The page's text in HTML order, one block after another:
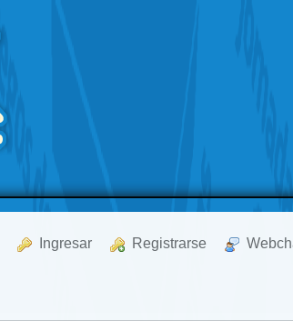
Ingresar Registrarse